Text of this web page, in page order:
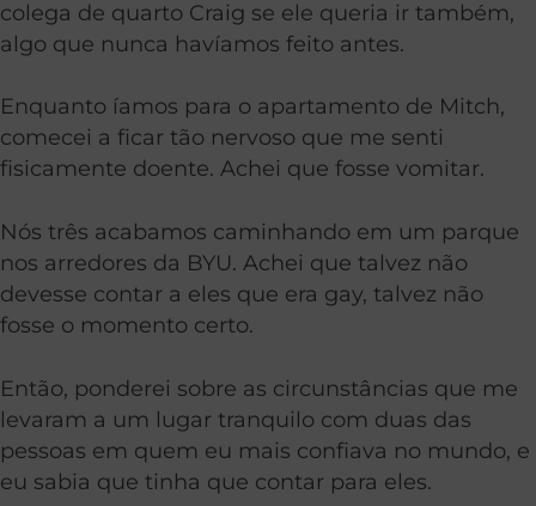
colega de quarto Craig se ele queria ir também,
algo que nunca havíamos feito antes.
Enquanto íamos para o apartamento de Mitch,
comecei a ficar tão nervoso que me senti
fisicamente doente. Achei que fosse vomitar.
Nós três acabamos caminhando em um parque
nos arredores da BYU. Achei que talvez não
devesse contar a eles que era gay, talvez não
fosse o momento certo.
Então, ponderei sobre as circunstâncias que me
levaram a um lugar tranquilo com duas das
pessoas em quem eu mais confiava no mundo, e
eu sabia que tinha que contar para eles.